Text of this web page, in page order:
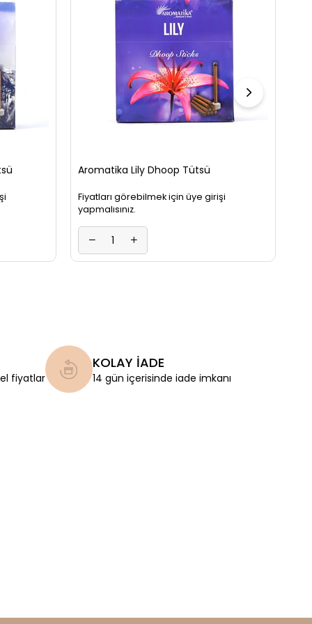
Aromatika Lily Dhoop Tütsü
Fiyatları görebilmek için üye girişi
yapmalısınız.
fiyatlar
KOLAY İADE
14 gün içerisinde iade imkanı